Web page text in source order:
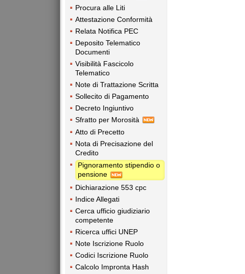
Procura alle Liti
Attestazione Conformità
Relata Notifica PEC
Deposito Telematico
Documenti
Visibilità Fascicolo
Telematico
Note di Trattazione Scritta
Sollecito di Pagamento
Decreto Ingiuntivo
Sfratto per Morosità
Atto di Precetto
Nota di Precisazione del
Credito
Pignoramento stipendio o
pensione
Dichiarazione 553 cpc
Indice Allegati
Cerca ufficio giudiziario
competente
Ricerca uffici UNEP
Note Iscrizione Ruolo
Codici Iscrizione Ruolo
Calcolo Impronta Hash